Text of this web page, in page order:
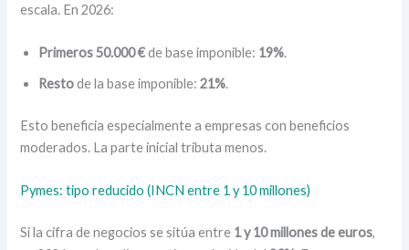
escala. En 2026:
Primeros 50.000 €de base imponible: 19%.
Restode la base imponible:21%.
Esto beneficia especialmente a empresas con beneficios
moderados. La parte inicial tributa menos.
Pymes: tipo reducido (INCN entre 1 y 10 millones)
Si la cifra de negocios se sitúa entre 1 y 10 millones de euros,